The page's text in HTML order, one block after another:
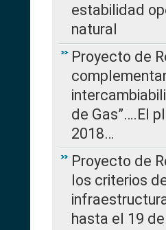
estabilidad
natural
Proyecto de
de Gas”….El
2018…
Proyecto de
los criterios
hasta el 19